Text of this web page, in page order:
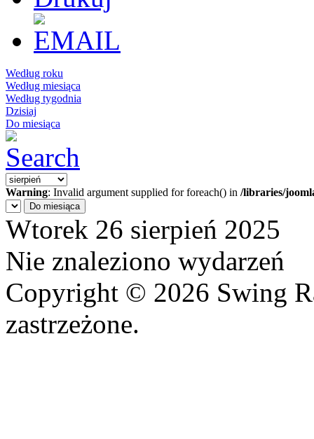
Według roku
Według miesiąca
Według tygodnia
Dzisiaj
Do miesiąca
Warning: Invalid argument supplied for foreach() in /libraries/
Do miesiąca
Wtorek 26 sierpień 2025
Nie znaleziono wydarzeń
Copyright © 2026 Swing
zastrzeżone.